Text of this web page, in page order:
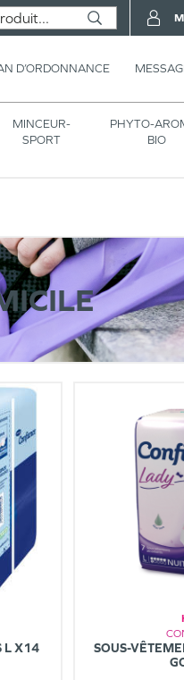
D’ORDONNANCE
MINCEUR-
SPORT
PHYTO-
BIO
L X14
SOUS-